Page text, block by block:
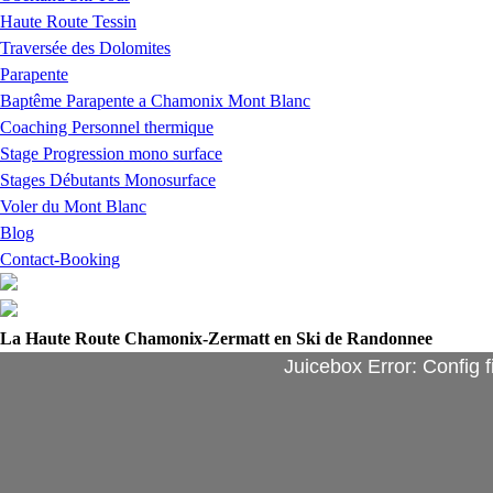
Haute Route Tessin
Traversée des Dolomites
Parapente
Baptême Parapente a Chamonix Mont Blanc
Coaching Personnel thermique
Stage Progression mono surface
Stages Débutants Monosurface
Voler du Mont Blanc
Blog
Contact-Booking
La Haute Route Chamonix-Zermatt en Ski de Randonnee
Juicebox Error: Config